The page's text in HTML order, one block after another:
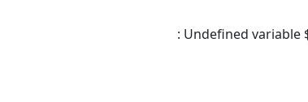
: Undefined variable